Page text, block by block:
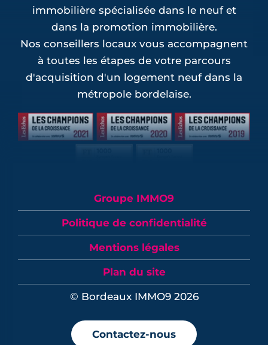
immobilière spécialisée dans le neuf et
dans la promotion immobilière.
Nos conseillers locaux vous accompagnent
à toutes les étapes de votre parcours
d'acquisition d'un logement neuf dans la
métropole bordelaise.
Groupe IMMO9
Politique de confidentialité
Mentions légales
Plan du site
© Bordeaux IMMO9 2026
Contactez-nous